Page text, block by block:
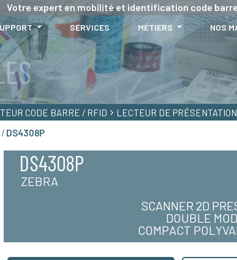
Votre expert en mobilité et identification code
SERVICES MÉTIERS NOS
CODE BARRE / RFID LECTEUR DE
/ DS4308P
DS4308P
ZEBRA
SCANNER 2D
DOUBLE
COMPACT